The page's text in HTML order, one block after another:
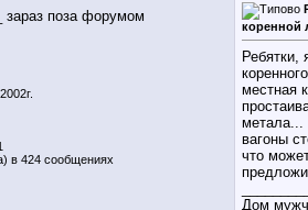
в 424 сообщениях
коренной
Ребятки,
местная
метала...
вагоны
что
Дом